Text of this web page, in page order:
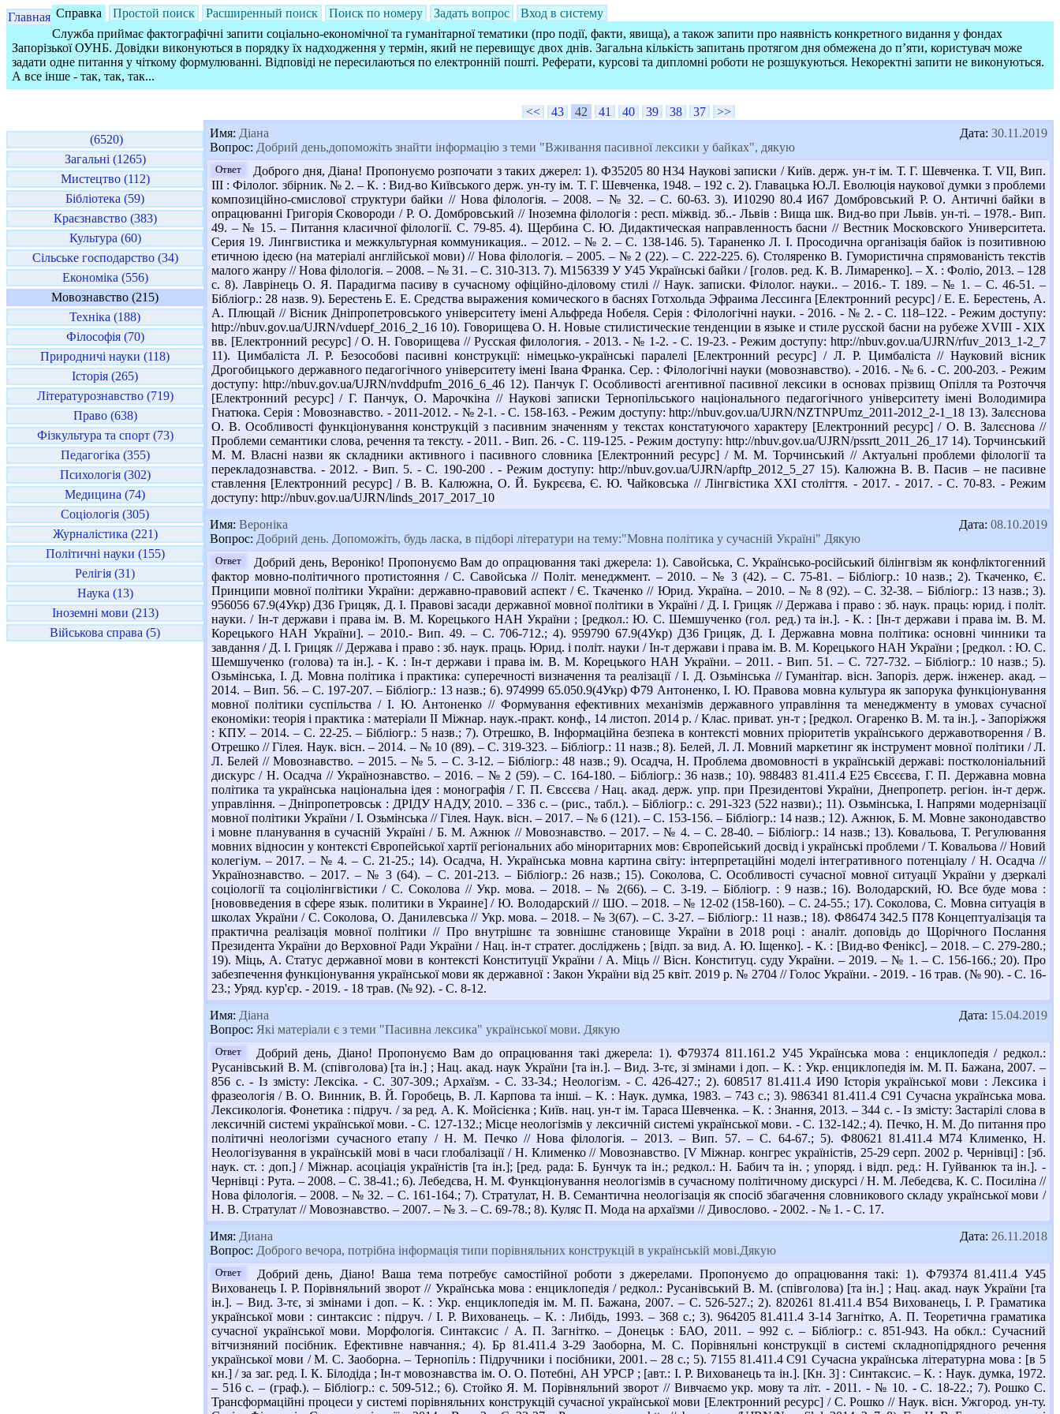
Главная Справка Простой поиск Расширенный поиск Поиск по номеру Задать вопрос
Вход в систему
Служба приймає фактографічні запити соціально-економічної та гуманітарної тематики (про події, факти, явища), а також запити про наявність конкретного видання у фондах
Запорізької ОУНБ. Довідки виконуються в порядку їх надходження у термін, який не перевищує двох днів. Загальна кількість запитань протягом дня обмежена до п’яти, користувач може
задати одне питання у чіткому формулюванні. Відповіді не пересилаються по електронній пошті. Реферати, курсові та дипломні роботи не розшукуються. Некоректні запити не виконуються.
А все інше - так, так, так...
(6520)
Загальні (1265)
Мистецтво (112)
Бібліотека (59)
Краєзнавство (383)
Культура (60)
Сільське господарство (34)
Економіка (556)
Мовознавство (215)
Техніка (188)
Філософія (70)
Природничі науки (118)
Історія (265)
Літературознавство (719)
Право (638)
Фізкультура та спорт (73)
Педагогіка (355)
Психологія (302)
Медицина (74)
Соціологія (305)
Журналістика (221)
Політичні науки (155)
Релігія (31)
Наука (13)
Іноземні мови (213)
Військова справа (5)
<< 43 42 41 40 39 38 37
>>
Дата: 30.11.2019
Имя: Діана
Вопрос: Добрий день,допоможіть знайти інформацію з теми "Вживання пасивної лексики у байках", дякую
Ответ
Доброго дня, Діана! Пропонуємо розпочати з таких джерел: 1). Ф35205 80 Н34 Наукові записки / Київ. держ. ун-т ім. Т. Г. Шевченка. Т. VII, Вип.
ІІІ : Філолог. збірник. № 2. – К. : Вид-во Київського держ. ун-ту ім. Т. Г. Шевченка, 1948. – 192 с. 2). Главацька Ю.Л. Еволюція наукової думки з проблеми
композиційно-смислової структури байки // Нова філологія. – 2008. – № 32. – С. 60-63. 3). И10290 80.4 И67 Домбровський Р. О. Античні байки в
опрацюванні Григорія Сковороди / Р. О. Домбровський // Іноземна філологія : респ. міжвід. зб..- Львів : Вища шк. Вид-во при Львів. ун-ті. – 1978.- Вип.
49. – № 15. – Питання класичної філології. С. 79-85. 4). Щербина С. Ю. Дидактическая направленность басни // Вестник Московского Университета.
Серия 19. Лингвистика и межкультурная коммуникация.. – 2012. – № 2. – С. 138-146. 5). Тараненко Л. І. Просодична організація байок із позитивною
етичною ідеєю (на матеріалі англійської мови) // Нова філологія. – 2005. – № 2 (22). – С. 222-225. 6). Столяренко В. Гумористична спрямованість текстів
малого жанру // Нова філологія. – 2008. – № 31. – С. 310-313. 7). М156339 У У45 Українські байки / [голов. ред. К. В. Лимаренко]. – Х. : Фоліо, 2013. – 128
с. 8). Лаврінець О. Я. Парадигма пасиву в сучасному офіційно-діловому стилі // Наук. записки. Філолог. науки.. – 2016.- Т. 189. – № 1. – С. 46-51. –
Бібліогр.: 28 назв. 9). Берестень Е. Е. Средства выражения комического в баснях Готхольда Эфраима Лессинга [Електронний ресурс] / Е. Е. Берестень, А.
А. Плющай // Вісник Дніпропетровського університету імені Альфреда Нобеля. Серія : Філологічні науки. - 2016. - № 2. - С. 118–122. - Режим доступу:
http://nbuv.gov.ua/UJRN/vduepf_2016_2_16 10). Говорищева О. Н. Новые стилистические тенденции в языке и стиле русской басни на рубеже ХVIII - XIX
вв. [Електронний ресурс] / О. Н. Говорищева // Русская филология. - 2013. - № 1-2. - С. 19-23. - Режим доступу: http://nbuv.gov.ua/UJRN/rfuv_2013_1-2_7
11). Цимбаліста Л. Р. Безособові пасивні конструкції: німецько-українські паралелі [Електронний ресурс] / Л. Р. Цимбаліста // Науковий вісник
Дрогобицького державного педагогічного університету імені Івана Франка. Сер. : Філологічні науки (мовознавство). - 2016. - № 6. - С. 200-203. - Режим
доступу: http://nbuv.gov.ua/UJRN/nvddpufm_2016_6_46 12). Панчук Г. Особливості агентивної пасивної лексики в основах прізвищ Опілля та Розточчя
[Електронний ресурс] / Г. Панчук, О. Марочкіна // Наукові записки Тернопільського національного педагогічного університету імені Володимира
Гнатюка. Серія : Мовознавство. - 2011-2012. - № 2-1. - С. 158-163. - Режим доступу: http://nbuv.gov.ua/UJRN/NZTNPUmz_2011-2012_2-1_18 13). Залєснова
О. В. Особливості функціонування конструкцій з пасивним значенням у текстах констатуючого характеру [Електронний ресурс] / О. В. Залєснова //
Проблеми семантики слова, речення та тексту. - 2011. - Вип. 26. - С. 119-125. - Режим доступу: http://nbuv.gov.ua/UJRN/pssrtt_2011_26_17 14). Торчинський
М. М. Власні назви як складники активного і пасивного словника [Електронний ресурс] / М. М. Торчинський // Актуальні проблеми філології та
перекладознавства. - 2012. - Вип. 5. - С. 190-200 . - Режим доступу: http://nbuv.gov.ua/UJRN/apftp_2012_5_27 15). Калюжна В. В. Пасив – не пасивне
ставлення [Електронний ресурс] / В. В. Калюжна, О. Й. Букрєєва, Є. Ю. Чайковська // Лінгвістика ХХІ століття. - 2017. - 2017. - С. 70-83. - Режим
доступу: http://nbuv.gov.ua/UJRN/linds_2017_2017_10
Дата: 08.10.2019
Имя: Вероніка
Вопрос: Добрий день. Допоможіть, будь ласка, в підборі літератури на тему:"Мовна політика у сучасній Україні" Дякую
Ответ
Добрий день, Вероніко! Пропонуємо Вам до опрацювання такі джерела: 1). Савойська, С. Українсько-російський білінгвізм як конфліктогенний
фактор мовно-політичного протистояння / С. Савойська // Політ. менеджмент. – 2010. – № 3 (42). – С. 75-81. – Бібліогр.: 10 назв.; 2). Ткаченко, Є.
Принципи мовної політики України: державно-правовий аспект / Є. Ткаченко // Юрид. Україна. – 2010. – № 8 (92). – С. 32-38. – Бібліогр.: 13 назв.; 3).
956056 67.9(4Укр) Д36 Грицяк, Д. І. Правові засади державної мовної політики в Україні / Д. І. Грицяк // Держава і право : зб. наук. праць: юрид. і політ.
науки. / Ін-т держави і права ім. В. М. Корецького НАН України ; [редкол.: Ю. С. Шемшученко (гол. ред.) та ін.]. - К. : [Ін-т держави і права ім. В. М.
Корецького НАН України]. – 2010.- Вип. 49. – С. 706-712.; 4). 959790 67.9(4Укр) Д36 Грицяк, Д. І. Державна мовна політика: основні чинники та
завдання / Д. І. Грицяк // Держава і право : зб. наук. праць. Юрид. і політ. науки / Ін-т держави і права ім. В. М. Корецького НАН України ; [редкол. : Ю. С.
Шемшученко (голова) та ін.]. - К. : Ін-т держави і права ім. В. М. Корецького НАН України. – 2011. - Вип. 51. – С. 727-732. – Бібліогр.: 10 назв.; 5).
Озьмінська, І. Д. Мовна політика і практика: суперечності визначення та реалізації / І. Д. Озьмінська // Гуманітар. вісн. Запоріз. держ. інженер. акад. –
2014. – Вип. 56. – С. 197-207. – Бібліогр.: 13 назв.; 6). 974999 65.050.9(4Укр) Ф79 Антоненко, І. Ю. Правова мовна культура як запорука функціонування
мовної політики суспільства / І. Ю. Антоненко // Формування ефективних механізмів державного управління та менеджменту в умовах сучасної
економіки: теорія і практика : матеріали ІІ Міжнар. наук.-практ. конф., 14 листоп. 2014 р. / Клас. приват. ун-т ; [редкол. Огаренко В. М. та ін.]. - Запоріжжя
: КПУ. – 2014. – С. 22-25. – Бібліогр.: 5 назв.; 7). Отрешко, В. Інформаційна безпека в контексті мовних пріоритетів українського державотворення / В.
Отрешко // Гілея. Наук. вісн. – 2014. – № 10 (89). – С. 319-323. – Бібліогр.: 11 назв.; 8). Белей, Л. Л. Мовний маркетинг як інструмент мовної політики / Л.
Л. Белей // Мовознавство. – 2015. – № 5. – С. 3-12. – Бібліогр.: 48 назв.; 9). Осадча, Н. Проблема двомовності в українській державі: постколоніальний
дискурс / Н. Осадча // Українознавство. – 2016. – № 2 (59). – С. 164-180. – Бібліогр.: 36 назв.; 10). 988483 81.411.4 Е25 Євсєєва, Г. П. Державна мовна
політика та українська національна ідея : монографія / Г. П. Євсєєва / Нац. акад. держ. упр. при Президентові України, Днепропетр. регіон. ін-т держ.
управління. – Дніпропетровськ : ДРІДУ НАДУ, 2010. – 336 с. – (рис., табл.). – Бібліогр.: с. 291-323 (522 назви).; 11). Озьмінська, І. Напрями модернізації
мовної політики України / І. Озьмінська // Гілея. Наук. вісн. – 2017. – № 6 (121). – С. 153-156. – Бібліогр.: 14 назв.; 12). Ажнюк, Б. М. Мовне законодавство
і мовне планування в сучасній Україні / Б. М. Ажнюк // Мовознавство. – 2017. – № 4. – С. 28-40. – Бібліогр.: 14 назв.; 13). Ковальова, Т. Регулювання
мовних відносин у контексті Європейської хартії регіональних або міноритарних мов: Європейський досвід і українські проблеми / Т. Ковальова // Новий
колегіум. – 2017. – № 4. – С. 21-25.; 14). Осадча, Н. Українська мовна картина світу: інтерпретаційні моделі інтегративного потенціалу / Н. Осадча //
Українознавство. – 2017. – № 3 (64). – С. 201-213. – Бібліогр.: 26 назв.; 15). Соколова, С. Особливості сучасної мовної ситуації України у дзеркалі
соціології та соціолінгвістики / С. Соколова // Укр. мова. – 2018. – № 2(66). – С. 3-19. – Бібліогр. : 9 назв.; 16). Володарский, Ю. Все буде мова :
[нововведения в сфере язык. политики в Украине] / Ю. Володарский // ШО. – 2018. – № 12-02 (158-160). – С. 24-55.; 17). Соколова, С. Мовна ситуація в
школах України / С. Соколова, О. Данилевська // Укр. мова. – 2018. – № 3(67). – С. 3-27. – Бібліогр.: 11 назв.; 18). Ф86474 342.5 П78 Концептуалізація та
практична реалізація мовної політики // Про внутрішнє та зовнішнє становище України в 2018 році : аналіт. доповідь до Щорічного Послання
Президента України до Верховної Ради України / Нац. ін-т стратег. досліджень ; [відп. за вид. А. Ю. Іщенко]. - К. : [Вид-во Фенікс]. – 2018. – С. 279-280.;
19). Міць, А. Статус державної мови в контексті Конституції України / А. Міць // Вісн. Конституц. суду України. – 2019. – № 1. – С. 156-166.; 20). Про
забезпечення функціонування української мови як державної : Закон України від 25 квіт. 2019 р. № 2704 // Голос України. - 2019. - 16 трав. (№ 90). - С. 16-
23.; Уряд. кур'єр. - 2019. - 18 трав. (№ 92). - С. 8-12.
Дата: 15.04.2019
Имя: Діана
Вопрос: Які матеріали є з теми "Пасивна лексика" української мови. Дякую
Ответ
Добрий день, Діано! Пропонуємо Вам до опрацювання такі джерела: 1). Ф79374 811.161.2 У45 Українська мова : енциклопедія / редкол.:
Русанівський В. М. (співголова) [та ін.] ; Нац. акад. наук України [та ін.]. – Вид. 3-тє, зі змінами і доп. – К. : Укр. енциклопедія ім. М. П. Бажана, 2007. –
856 с. - Із змісту: Лексіка. - С. 307-309.; Архаїзм. - С. 33-34.; Неологізм. - С. 426-427.; 2). 608517 81.411.4 И90 Історія української мови : Лексика і
фразеологія / В. О. Винник, В. Й. Горобець, В. Л. Карпова та інші. – К. : Наук. думка, 1983. – 743 с.; 3). 986341 81.411.4 С91 Сучасна українська мова.
Лексикологія. Фонетика : підруч. / за ред. А. К. Мойсієнка ; Київ. нац. ун-т ім. Тараса Шевченка. – К. : Знання, 2013. – 344 с. - Із змісту: Застарілі слова в
лексичній системі української мови. - С. 127-132.; Місце неологізмів у лексичній системі української мови. - С. 132-142.; 4). Печко, Н. М. До питання про
політичні неологізми сучасного етапу / Н. М. Печко // Нова філологія. – 2013. – Вип. 57. – С. 64-67.; 5). Ф80621 81.411.4 М74 Клименко, Н.
Неологізування в українській мові в часи глобалізації / Н. Клименко // Мовознавство. [V Міжнар. конгрес україністів, 25-29 серп. 2002 р. Чернівці] : [зб.
наук. ст. : доп.] / Міжнар. асоціація україністів [та ін.]; [ред. рада: Б. Бунчук та ін.; редкол.: Н. Бабич та ін. ; упоряд. і відп. ред.: Н. Гуйванюк та ін.]. -
Чернівці : Рута. – 2008. – С. 38-41.; 6). Лебедєва, Н. М. Функціонування неологізмів в сучасному політичному дискурсі / Н. М. Лебедєва, К. С. Посиліна //
Нова філологія. – 2008. – № 32. – С. 161-164.; 7). Стратулат, Н. В. Семантична неологізація як спосіб збагачення словникового складу української мови /
Н. В. Стратулат // Мовознавство. – 2007. – № 3. – С. 69-78.; 8). Куляс П. Мода на архаїзми // Дивослово. - 2002. - № 1. - С. 17.
Дата: 26.11.2018
Имя: Диана
Вопрос: Доброго вечора, потрібна інформація типи порівняльних конструкцій в українській мові.Дякую
Ответ
Добрий день, Діано! Ваша тема потребує самостійної роботи з джерелами. Пропонуємо до опрацювання такі: 1). Ф79374 81.411.4 У45
Вихованець І. Р. Порівняльний зворот // Українська мова : енциклопедія / редкол.: Русанівський В. М. (співголова) [та ін.] ; Нац. акад. наук України [та
ін.]. – Вид. 3-тє, зі змінами і доп. – К. : Укр. енциклопедія ім. М. П. Бажана, 2007. – С. 526-527.; 2). 820261 81.411.4 В54 Вихованець, І. Р. Граматика
української мови : синтаксис : підруч. / І. Р. Вихованець. – К. : Либідь, 1993. – 368 с.; 3). 964205 81.411.4 З-14 Загнітко, А. П. Теоретична граматика
сучасної української мови. Морфологія. Синтаксис / А. П. Загнітко. – Донецьк : БАО, 2011. – 992 с. – Бібліогр.: с. 851-943. На обкл.: Сучасний
вітчизняний посібник. Ефективне навчання.; 4). Бр 81.411.4 З-29 Заоборна, М. С. Порівняльні конструкції в системі складнопідрядного речення
української мови / М. С. Заоборна. – Тернопіль : Підручники і посібники, 2001. – 28 с.; 5). 7155 81.411.4 С91 Сучасна українська літературна мова : [в 5
кн.] / за заг. ред. І. К. Білодіда ; Ін-т мовознавства ім. О. О. Потебні, АН УРСР ; [авт.: І. Р. Вихованець та ін.]. [Кн. 3] : Синтаксис. – К. : Наук. думка, 1972.
– 516 с. – (граф.). – Бібліогр.: с. 509-512.; 6). Стойко Я. М. Порівняльний зворот // Вивчаємо укр. мову та літ. - 2011. - № 10. - С. 18-22.; 7). Рошко С.
Трансформаційні процеси у системі порівняльних конструкцій сучасної української мови [Електронний ресурс] / С. Рошко // Наук. вісн. Ужгород. ун-ту.